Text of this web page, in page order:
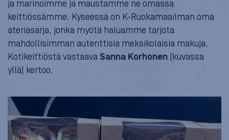
ja marinoimme ja maustamme ne omassa
keittiössämme. Kyseessä on K-Ruokamaailman oma
ateriasarja, jonka myötä haluamme tarjota
mahdollisimman autenttisia meksikolaisia makuja,
Kotikeittiöstä vastaava Sanna Korhonen (kuvassa
yllä) kertoo.